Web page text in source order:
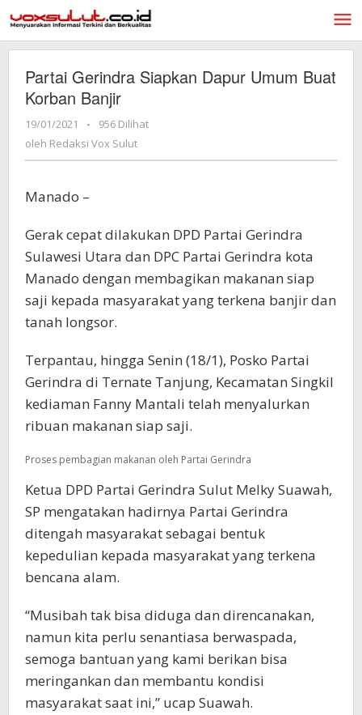
ke
konten
Partai Gerindra Siapkan Dapur Umum Buat
Korban Banjir
19/01/2021
oleh
Redaksi
-
956 Dilihat
oleh Redaksi Vox Sulut
Manado –
Gerak cepat dilakukan DPD Partai Gerindra
Sulawesi Utara dan DPC Partai Gerindra kota
Manado dengan membagikan makanan siap
saji kepada masyarakat yang terkena banjir dan
tanah longsor.
Terpantau, hingga Senin (18/1), Posko Partai
Gerindra di Ternate Tanjung, Kecamatan Singkil
kediaman Fanny Mantali telah menyalurkan
ribuan makanan siap saji.
Proses pembagian makanan oleh Partai Gerindra
Ketua DPD Partai Gerindra Sulut Melky Suawah,
SP mengatakan hadirnya Partai Gerindra
ditengah masyarakat sebagai bentuk
kepedulian kepada masyarakat yang terkena
bencana alam.
“Musibah tak bisa diduga dan direncanakan,
namun kita perlu senantiasa berwaspada,
semoga bantuan yang kami berikan bisa
meringankan dan membantu kondisi
masyarakat saat ini,” ucap Suawah.